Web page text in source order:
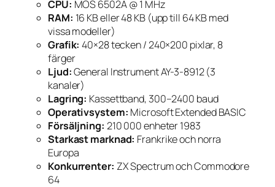
CPU: MOS 6502A @ 1 MHz
RAM: 16 KB eller 48 KB (upp till 64 KB med
vissa modeller)
Grafik: 40×28 tecken / 240×200 pixlar, 8
färger
Ljud:General Instrument AY-3-8912 (3
kanaler)
Lagring: Kassettband, 300–2400 baud
Operativsystem: Microsoft Extended BASIC
Försäljning: 210 000 enheter 1983
Starkast marknad: Frankrike och norra
Europa
Konkurrenter: ZX Spectrum och Commodore
64